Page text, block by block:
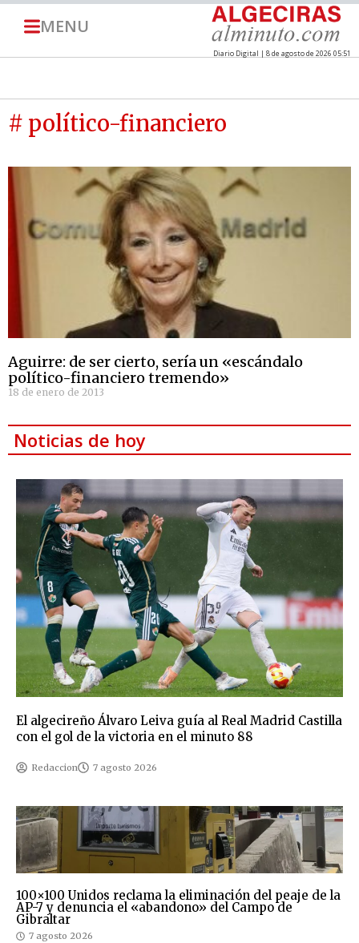
MENU
Diario Digital | 8 de agosto de 2026 05:51
# político-financiero
Aguirre: de ser cierto, sería un «escándalo
político-financiero tremendo»
18 de enero de 2013
Noticias de hoy
El algecireño Álvaro Leiva guía al Real Madrid Castilla
con el gol de la victoria en el minuto 88
Redaccion 7 agosto 2026
100×100 Unidos reclama la eliminación del peaje de la
AP-7 y denuncia el «abandono» del Campo de
Gibraltar
7 agosto 2026